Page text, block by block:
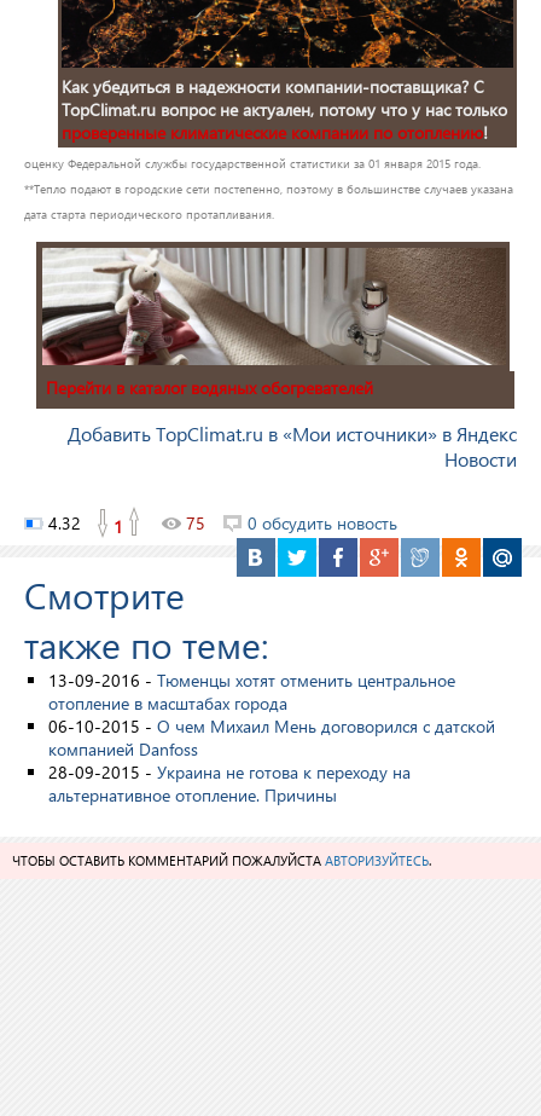
Как убедиться в надежности компании-поставщика? C
TopClimat.ru вопрос не актуален, потому что у нас только
проверенные климатические компании по отоплению!
оценку Федеральной службы государственной статистики за 01 января 2015 года.
**Тепло подают в городские сети постепенно, поэтому в большинстве случаев указана
дата старта периодического протапливания.
Перейти в каталог водяных обогревателей
Добавить TopClimat.ru в «Мои источники» в Яндекс
Новости
4.32 1 75 0 обсудить новость
Смотрите
также по теме:
13-09-2016 - Тюменцы хотят отменить центральное
отопление в масштабах города
06-10-2015 - О чем Михаил Мень договорился с датской
компанией Danfoss
28-09-2015 - Украина не готова к переходу на
альтернативное отопление. Причины
ЧТОБЫ ОСТАВИТЬ КОММЕНТАРИЙ ПОЖАЛУЙСТА АВТОРИЗУЙТЕСЬ.